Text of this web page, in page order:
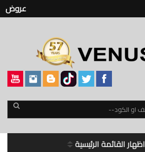
عروض
اظهار القائمة الرئيسية